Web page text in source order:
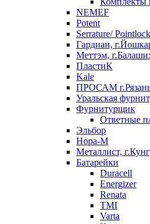
NEMEF
Potent
Serrature/ Pointlock
Гардиан,
Меттэм,
ПластиК
Kale
ПРОСАМ
Уральская
Фурнитурщик
Ответные
Эльбор
Нора-М
Металлист,
Батарейки
Duracell
Energizer
Renata
TMI
Varta